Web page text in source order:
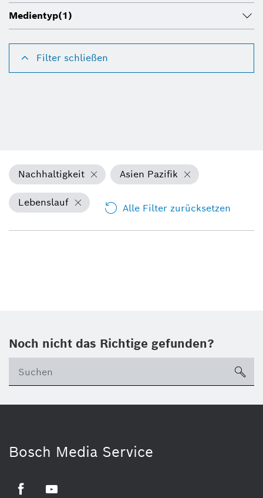
Medientyp(1)
Filter schließen
Nachhaltigkeit Asien Pazifik
Lebenslauf Alle Filter zurücksetzen
Noch nicht das Richtige gefunden?
Bosch Media Service